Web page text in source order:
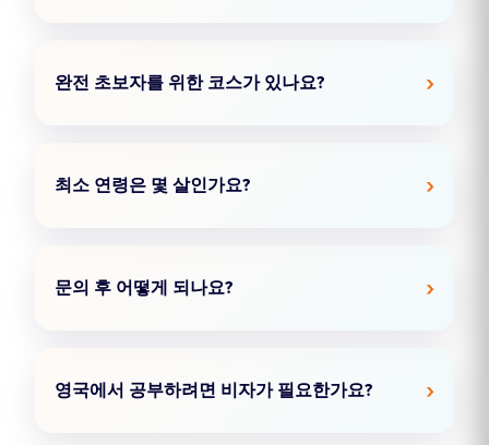
완전 초보자를 위한 코스가 있나요?
최소 연령은 몇 살인가요?
문의 후 어떻게 되나요?
영국에서 공부하려면 비자가 필요한가요?